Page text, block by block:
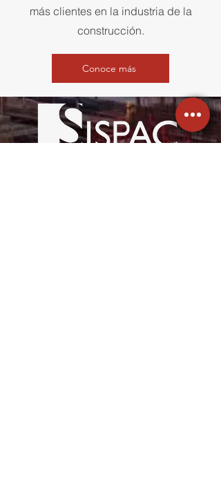
más clientes en la industria de la
construcción.
Conoce más